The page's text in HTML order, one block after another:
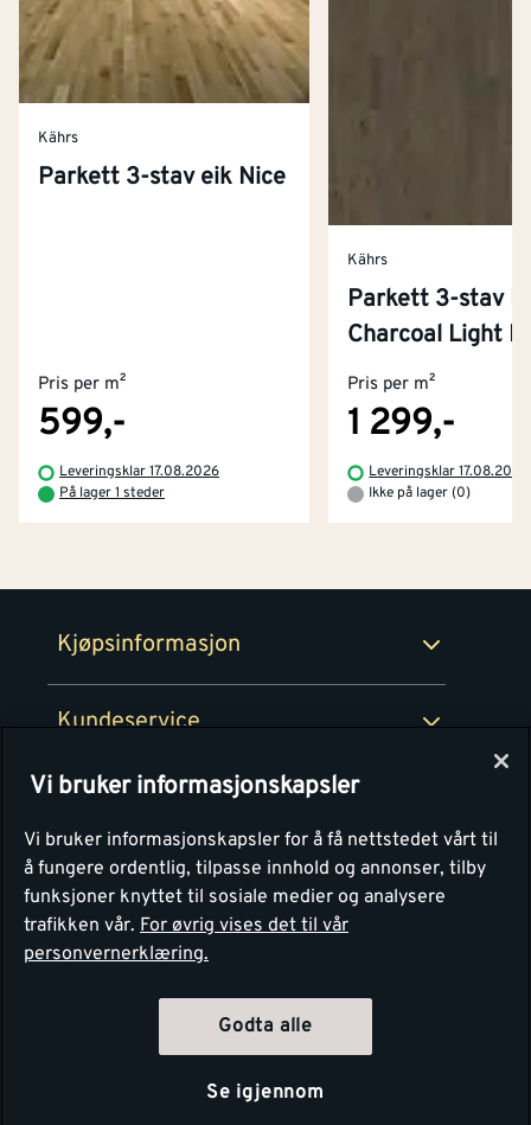
Kährs
Parkett 3-stav eik Nice
Pris per m²
599,-
Leveringsklar 17.08.2026
På lager 1 steder
Kährs
Parkett 3-stav
Charcoal Light
Pris per m²
1 299,-
Leveringsklar 17.08.2026
Ikke på lager (0)
Kjøpsinformasjon
Kjøpsbetingelser
Retur- og angrerettsskjema
Kundeservice
Tjenester
Montér Klubb
Montér
Byggevarehus og åpningstider
Prismatch
Personvern
Vi bruker informasjonskapsler
Vi bruker informasjonskapsler for å få nettstedet vårt til
å fungere ordentlig, tilpasse innhold og annonser, tilby
funksjoner knyttet til sosiale medier og analysere
trafikken vår. For øvrig vises det til vår
personvernerklæring.
Godta alle
Se igjennom